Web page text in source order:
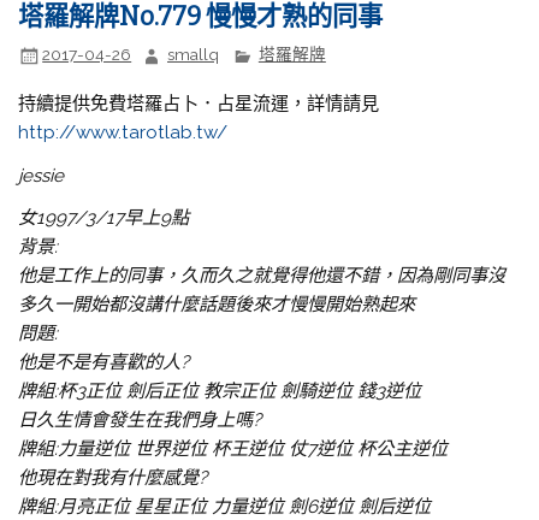
塔羅解牌No.779 慢慢才熟的同事
2017-04-26 smallq 塔羅解牌
持續提供免費塔羅占卜．占星流運，詳情請見
http://www.tarotlab.tw/
jessie
女1997/3/17早上9點
背景:
他是工作上的同事，久而久之就覺得他還不錯，因為剛同事沒
多久一開始都沒講什麼話題後來才慢慢開始熟起來
問題:
他是不是有喜歡的人?
牌組:杯3正位 劍后正位 教宗正位 劍騎逆位 錢3逆位
日久生情會發生在我們身上嗎?
牌組:力量逆位 世界逆位 杯王逆位 仗7逆位 杯公主逆位
他現在對我有什麼感覺?
牌組:月亮正位 星星正位 力量逆位 劍6逆位 劍后逆位